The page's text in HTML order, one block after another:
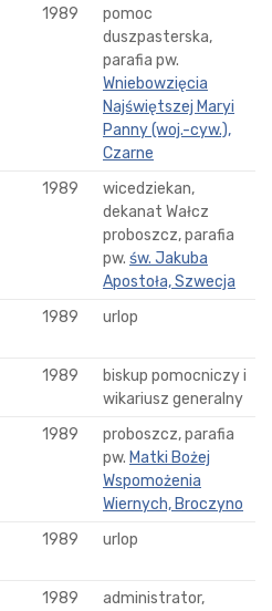
1989
pomoc
duszpasterska,
parafia pw.
Wniebowzięcia
Najświętszej Maryi
Panny (woj.-cyw.),
Czarne
1989
wicedziekan,
dekanat Wałcz
proboszcz, parafia
pw. św. Jakuba
Apostoła, Szwecja
1989 urlop
1989
biskup pomocniczy i
wikariusz generalny
1989
proboszcz, parafia
pw. Matki Bożej
Wspomożenia
Wiernych, Broczyno
1989 urlop
1989
administrator,